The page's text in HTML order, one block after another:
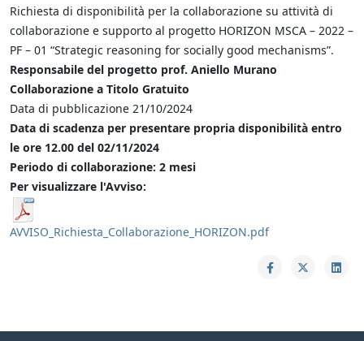
Richiesta di disponibilità per la collaborazione su attività di
collaborazione e supporto al progetto HORIZON MSCA – 2022 –
PF – 01 “Strategic reasoning for socially good mechanisms”.
Responsabile del progetto prof. Aniello Murano
Collaborazione a Titolo Gratuito
Data di pubblicazione 21/10/2024
Data di scadenza per presentare propria disponibilità entro
le ore 12.00 del 02/11/2024
Periodo di collaborazione: 2 mesi
Per visualizzare l'Avviso:
AVVISO_Richiesta_Collaborazione_HORIZON.pdf